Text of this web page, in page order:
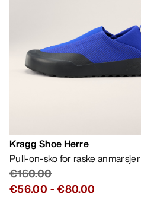
Kragg Shoe Herre
Pull-on-sko for raske anmarsjer
€160.00
€56.00 -€80.00